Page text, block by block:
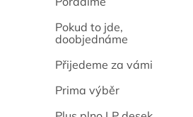
Kropáček Josef
Pokud to jde,
doobjednáme
Přijedeme za vámi
Prima výběr